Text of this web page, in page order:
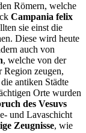
Römern, welche
Campania felix
sie einst die
Diese wird heute
auch von
, welche von der
Region zeugen,
antiken Städte
Orte wurden
des Vesuvs
und Lavaschicht
Zeugnisse, wie